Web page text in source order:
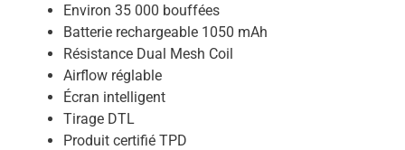
Environ 35 000 bouffées
Batterie rechargeable 1050 mAh
Résistance Dual Mesh Coil
Airflow réglable
Écran intelligent
Tirage DTL
Produit certifié TPD